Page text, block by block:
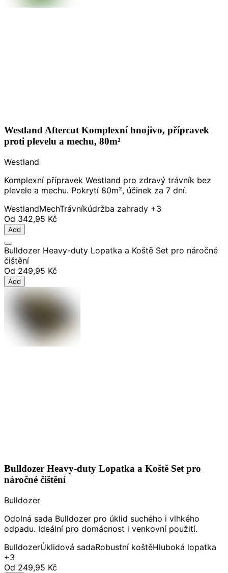
Westland Aftercut Komplexní hnojivo, přípravek
proti plevelu a mechu, 80m²
Westland
Komplexní přípravek Westland pro zdravý trávník bez
plevele a mechu. Pokrytí 80m², účinek za 7 dní.
WestlandMechTrávníkúdržba zahrady +3
Od 342,95 Kč
Add
Bulldozer Heavy-duty Lopatka a Koště Set pro náročné
čištění
Od 249,95 Kč
Add
Bulldozer Heavy-duty Lopatka a Koště Set pro
náročné čištění
Bulldozer
Odolná sada Bulldozer pro úklid suchého i vlhkého
odpadu. Ideální pro domácnost i venkovní použití.
BulldozerÚklidová sadaRobustní koštěHluboká lopatka
+3
Od 249,95 Kč